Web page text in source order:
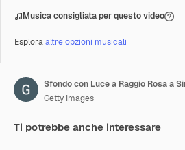
Musica consigliata per questo video
Esploraaltre opzioni musicali
Sfondo con Luce a Raggio Rosa a
Getty Images
Ti potrebbe anche interessare